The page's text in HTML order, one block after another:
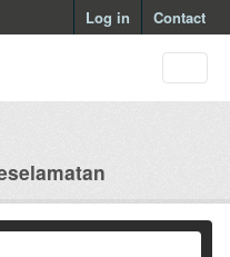
Log in Contact